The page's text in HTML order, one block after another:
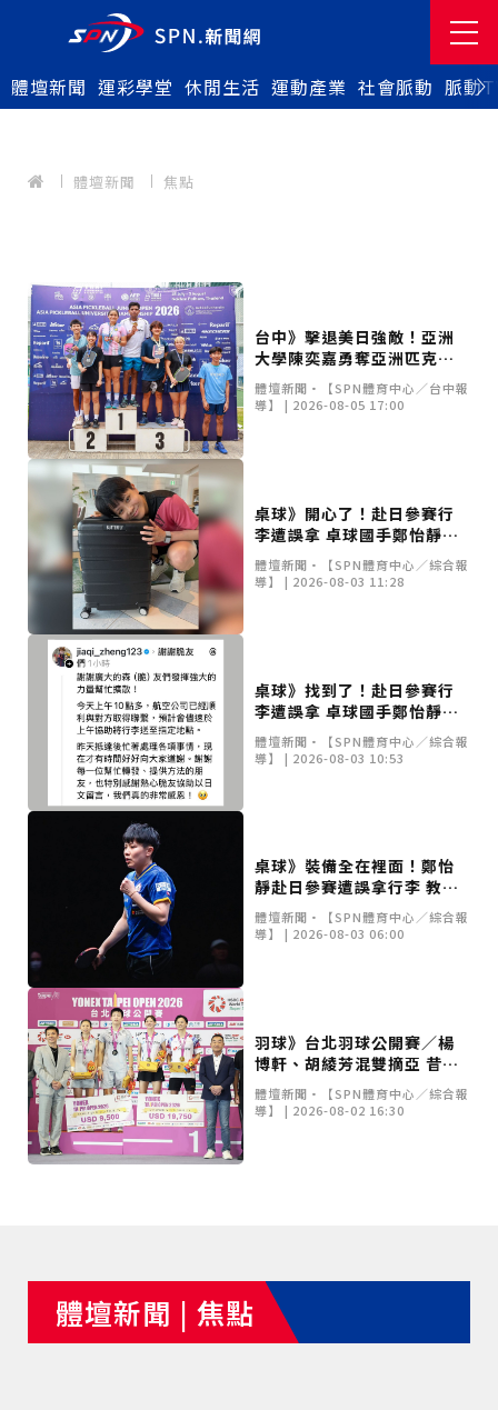
體壇新聞 運彩學堂 休閒生活 運動產業 社會脈動 脈動
體壇新聞 焦點
台中》擊退美日強敵！亞洲
大學陳奕嘉勇奪亞洲匹克球
賽雙牌 10月挺進美國世界賽
體壇新聞•【SPN體育中心／台中報
導】 | 2026-08-05 17:00
桌球》開心了！赴日參賽行
李遭誤拿 卓球國手鄭怡靜裝
備尋回開懷合照
體壇新聞•【SPN體育中心／綜合報
導】 | 2026-08-03 11:28
桌球》找到了！赴日參賽行
李遭誤拿 卓球國手鄭怡靜比
賽裝備已順利尋回
體壇新聞•【SPN體育中心／綜合報
導】 | 2026-08-03 10:53
桌球》裝備全在裡面！鄭怡
靜赴日參賽遭誤拿行李 教練
急發文協尋
體壇新聞•【SPN體育中心／綜合報
導】 | 2026-08-03 06:00
羽球》台北羽球公開賽／楊
博軒、胡綾芳混雙摘亞 昔日
戰友李洋親自頒獎
體壇新聞•【SPN體育中心／綜合報
導】 | 2026-08-02 16:30
體壇新聞 | 焦點